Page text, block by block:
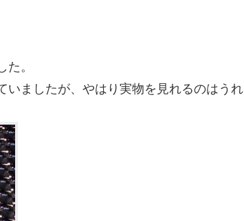
。
ましたが、やはり実物を見れるのはうれ